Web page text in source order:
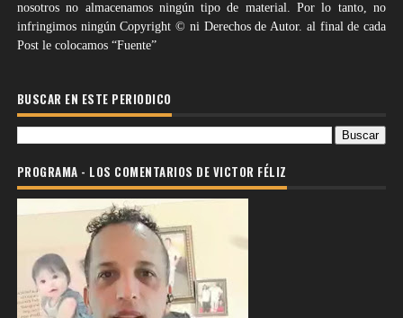
nosotros no almacenamos ningún tipo de material. Por lo tanto, no
infringimos ningún Copyright © ni Derechos de Autor. al final de cada
Post le colocamos “Fuente”
BUSCAR EN ESTE PERIODICO
PROGRAMA - LOS COMENTARIOS DE VICTOR FÉLIZ